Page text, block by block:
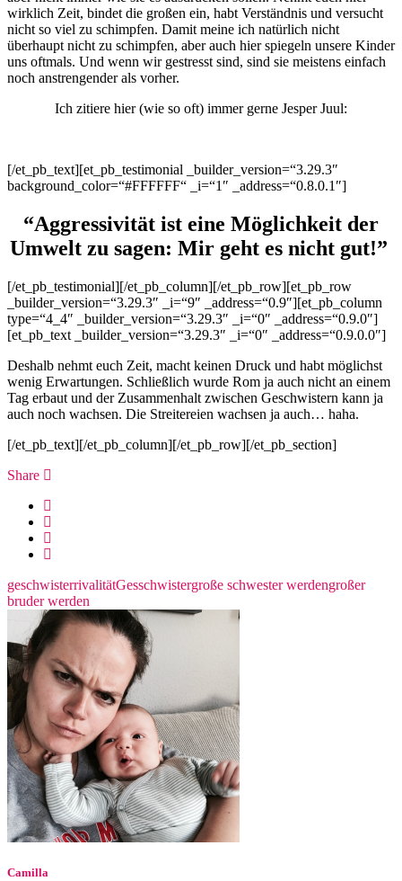
wirklich Zeit, bindet die großen ein, habt Verständnis und versucht
nicht so viel zu schimpfen. Damit meine ich natürlich nicht
überhaupt nicht zu schimpfen, aber auch hier spiegeln unsere Kinder
uns oftmals. Und wenn wir gestresst sind, sind sie meistens einfach
noch anstrengender als vorher.
Ich zitiere hier (wie so oft) immer gerne Jesper Juul:
[/et_pb_text][et_pb_testimonial _builder_version=“3.29.3″
background_color=“#FFFFFF“ _i=“1″ _address=“0.8.0.1″]
“Aggressivität ist eine Möglichkeit der
Umwelt zu sagen: Mir geht es nicht gut!”
[/et_pb_testimonial][/et_pb_column][/et_pb_row][et_pb_row
_builder_version=“3.29.3″ _i=“9″ _address=“0.9″][et_pb_column
type=“4_4″ _builder_version=“3.29.3″ _i=“0″ _address=“0.9.0″]
[et_pb_text _builder_version=“3.29.3″ _i=“0″ _address=“0.9.0.0″]
Deshalb nehmt euch Zeit, macht keinen Druck und habt möglichst
wenig Erwartungen. Schließlich wurde Rom ja auch nicht an einem
Tag erbaut und der Zusammenhalt zwischen Geschwistern kann ja
auch noch wachsen. Die Streitereien wachsen ja auch… haha.
[/et_pb_text][/et_pb_column][/et_pb_row][/et_pb_section]
Share
geschwisterrivalitätGesschwistergroße schwester werdengroßer
bruder werden
Camilla